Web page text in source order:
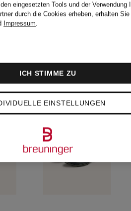
CHF 109
eingesetzten Tools und der Verwendung
durch die Cookies erheben, erhalten
Impressum.
EINSTELLUNGEN
ICH STIMME ZU